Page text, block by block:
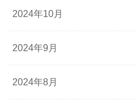
2024年10月
2024年9月
2024年8月